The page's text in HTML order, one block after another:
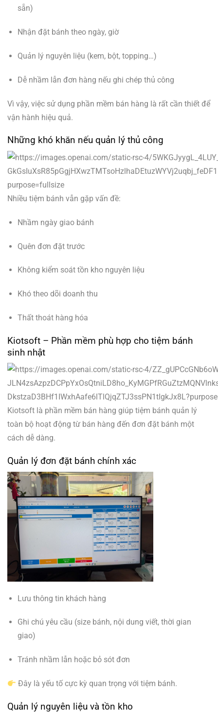
sẵn)
Nhận đặt bánh theo ngày, giờ
Quản lý nguyên liệu (kem, bột, topping…)
Dễ nhầm lẫn đơn hàng nếu ghi chép thủ công
Vì vậy, việc sử dụng phần mềm bán hàng là rất cần thiết để
vận hành hiệu quả.
Những khó khăn nếu quản lý thủ công
Nhiều tiệm bánh vẫn gặp vấn đề:
Nhầm ngày giao bánh
Quên đơn đặt trước
Không kiểm soát tồn kho nguyên liệu
Khó theo dõi doanh thu
Thất thoát hàng hóa
Kiotsoft – Phần mềm phù hợp cho tiệm bánh
sinh nhật
Kiotsoft là phần mềm bán hàng giúp tiệm bánh quản lý
toàn bộ hoạt động từ bán hàng đến đơn đặt bánh một
cách dễ dàng.
Quản lý đơn đặt bánh chính xác
Lưu thông tin khách hàng
Ghi chú yêu cầu (size bánh, nội dung viết, thời gian
giao)
Tránh nhầm lẫn hoặc bỏ sót đơn
Đây là yếu tố cực kỳ quan trọng với tiệm bánh.
Quản lý nguyên liệu và tồn kho